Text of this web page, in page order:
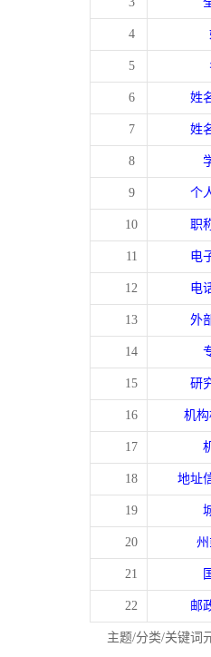
4
5
6 姓
7 姓
8
9 个
10 职
11 电
12 电
13 外
14
15 研
16 机
17
18 地址
19
20
21
22 邮
主题/分类/关键词